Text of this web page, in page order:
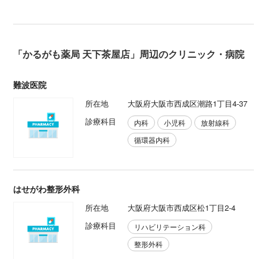
「かるがも薬局 天下茶屋店」周辺のクリニック・病院
難波医院
所在地
大阪府大阪市西成区潮路1丁目4-37
診療科目
内科 小児科
放射線科
循環器内科
はせがわ整形外科
所在地
大阪府大阪市西成区松1丁目2-4
診療科目
リハビリテーション科
整形外科